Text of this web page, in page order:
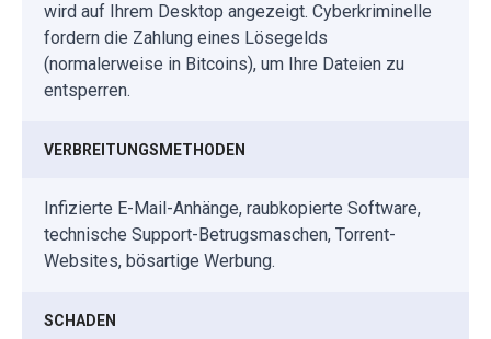
wird auf Ihrem Desktop angezeigt. Cyberkriminelle
fordern die Zahlung eines Lösegelds
(normalerweise in Bitcoins), um Ihre Dateien zu
entsperren.
VERBREITUNGSMETHODEN
Infizierte E-Mail-Anhänge, raubkopierte Software,
technische Support-Betrugsmaschen, Torrent-
Websites, bösartige Werbung.
SCHADEN